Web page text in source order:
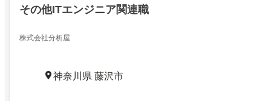
その他ITエンジニア関連職
株式会社分析屋
神奈川県 藤沢市